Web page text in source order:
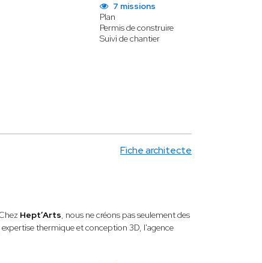
7 missions
Plan
Permis de construire
Suivi de chantier
Fiche architecte
Hept’Arts, nous ne créons pas seulement des
thermique et conception 3D, l'agence